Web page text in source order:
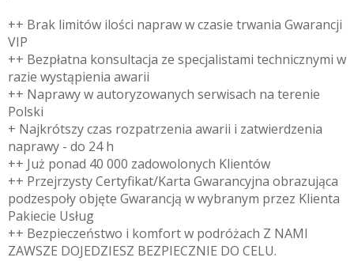
++ Brak limitów ilości napraw w czasie trwania Gwarancji
VIP
++ Bezpłatna konsultacja ze specjalistami technicznymi w
razie wystąpienia awarii
++ Naprawy w autoryzowanych serwisach na terenie
Polski
+ Najkrótszy czas rozpatrzenia awarii i zatwierdzenia
naprawy - do 24 h
++ Już ponad 40 000 zadowolonych Klientów
++ Przejrzysty Certyfikat/Karta Gwarancyjna obrazująca
podzespoły objęte Gwarancją w wybranym przez Klienta
Pakiecie Usług
++ Bezpieczeństwo i komfort w podróżach Z NAMI
ZAWSZE DOJEDZIESZ BEZPIECZNIE DO CELU.